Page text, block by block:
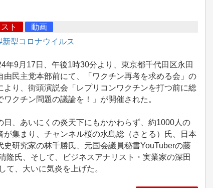
ト
動画
新型コロナウイルス
年9月17日、午後1時30分より、東京都千代田区永田
由民主党本部前にて、「ワクチン再考を求める会」の
より、街頭演説会「レプリコンワクチンを打つ前に総
ワクチン問題の議論を！」が開催された。
、あいにくの炎天下にもかかわらず、約1000人の
が集まり、チャンネル桜の水島総（さとる）氏、日本
史研究家の林千勝氏、元国会議員秘書YouTuberの藤
氏、そして、ビジネスアナリスト・実業家の深田
て、大いに気炎を上げた。